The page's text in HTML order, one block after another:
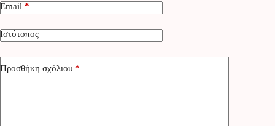
Email *
Ιστότοπος
Προσθήκη σχόλιου *